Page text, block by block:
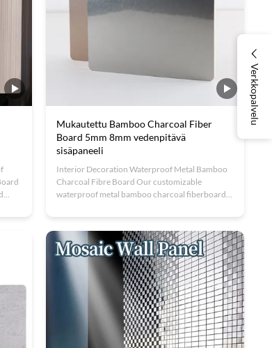
Verkkopalvelu
Mukautettu Bamboo Charcoal Fiber
Board 5mm 8mm vedenpitävä
sisäpaneeli
Interior Decoration Waterproof Metal Bamboo
Charcoal Fibre Board Our customizable
waterproof metal bamboo charcoal fiberboards
simulated metal and eco-friendly bamboo
charcoal fibers creates an elegant, ...